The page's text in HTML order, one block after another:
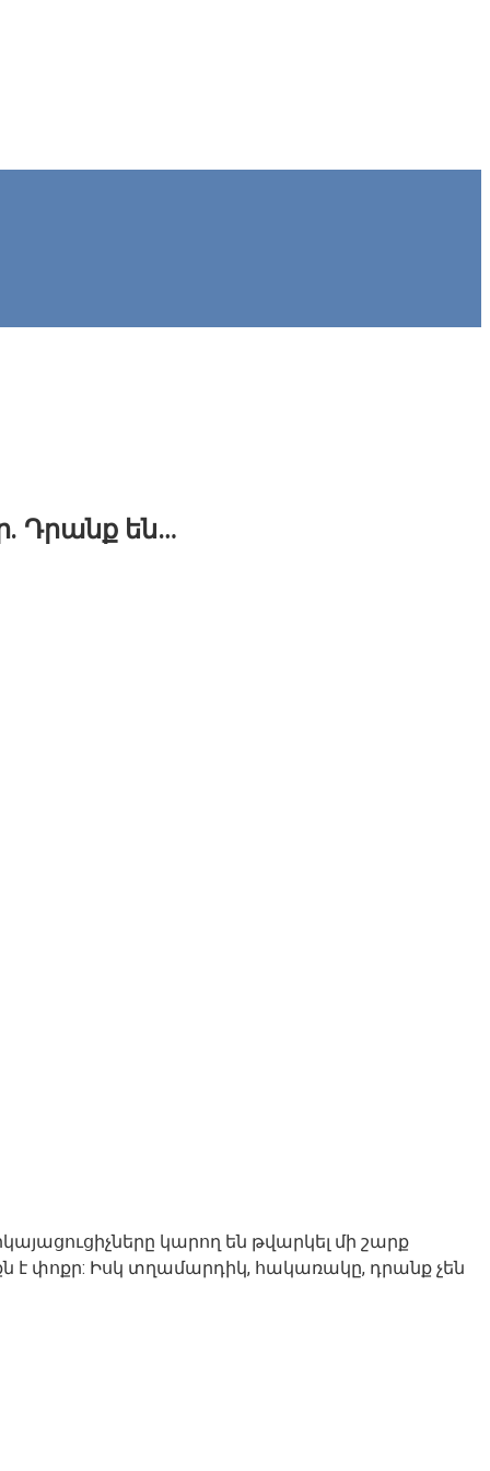
Դրանք են…
կարող են թվարկել մի շարք
է փոքր: Իսկ տղամարդիկ, հակառակը, դրանք չեն